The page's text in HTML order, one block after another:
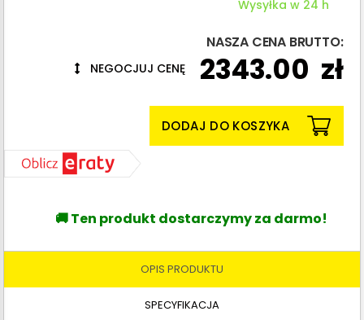
Wysyłka w 24 h
NASZA CENA BRUTTO:
NEGOCJUJ CENĘ 2343.00 zł
DODAJ DO KOSZYKA
🚚 Ten produkt dostarczymy za darmo!
OPIS PRODUKTU
SPECYFIKACJA